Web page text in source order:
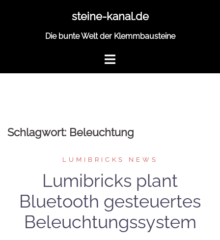
steine-kanal.de
Die bunte Welt der Klemmbausteine
Schlagwort: Beleuchtung
LUMIBRICKS NEWS
Lumibricks plant
Bluetooth gesteuertes
Beleuchtungssystem